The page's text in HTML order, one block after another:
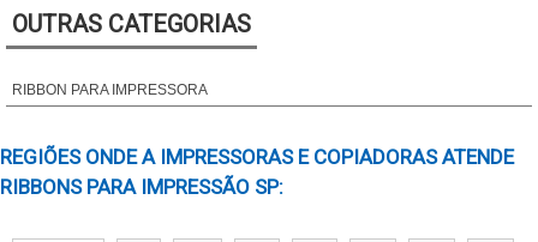
RIBBON PARA IMPRESSORA DE ETIQUETAS
RIBBON 110X450 CERA
RIBBON PARA ETIQUETAS DE POLIÉSTER
COMPRAR RIBBONS
OUTRAS CATEGORIAS
RIBBON PARA IMPRESSORA
REGIÕES ONDE A IMPRESSORAS E COPIADORAS ATENDE
RIBBONS PARA IMPRESSÃO SP: